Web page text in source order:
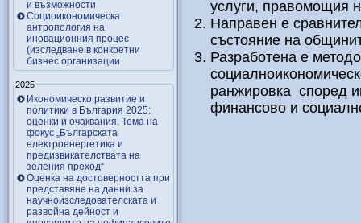
и възможности
Социоикономическа
антропология на
иновационния процес
(изследване в конкретни
бизнес организации
2025
Икономическо развитие и
политики в България 2025:
оценки и очаквания. Тема на
фокус „Българската
електроенергетика и
предизвикателствата на
зеления преход“
Оценка на достоверността при
представяне на данни за
научноизследователската и
развойна дейност и
услуги, правомощия
Направен е
състояние на
Разработена е
ранжировка според
финансово и